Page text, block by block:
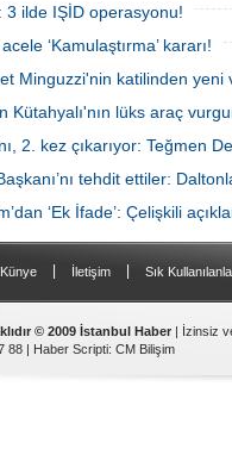
3 ilde IŞİD operasyonu!
‘Kamulaştırma’ kararı!
Minguzzi'nin katilinden yeni
Kütahyalı'nın lüks araç
2. kez çıkarıyor: Teğmen
tehdit ettiler:
‘Ek İfade’: Çelişkili
Künye İletişim Sık
© 2009 İstanbul Haber | İzinsiz
88 | Haber Scripti: CM Bilişim